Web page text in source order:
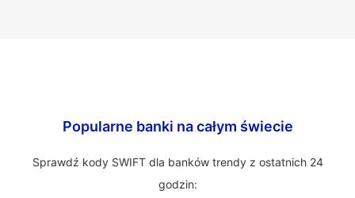
Popularne banki na całym świecie
Sprawdź kody SWIFT dla banków trendy z ostatnich 24
godzin: